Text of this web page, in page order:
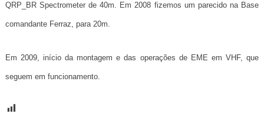
QRP_BR Spectrometer de 40m. Em 2008 fizemos um parecido na Base
comandante Ferraz, para 20m.
Em 2009, início da montagem e das operações de EME em VHF, que
seguem em funcionamento.